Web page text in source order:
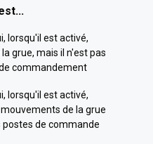
lorsqu'il est activé,
grue, mais il n'est pas
commandement
lorsqu'il est activé,
de la grue
de commande